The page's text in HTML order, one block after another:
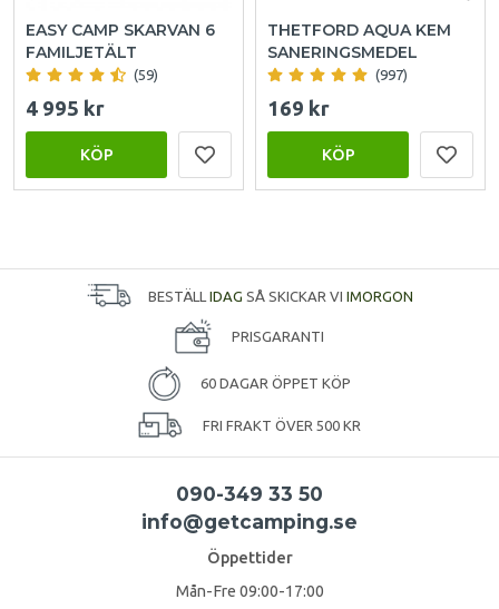
EASY CAMP SKARVAN 6
FAMILJETÄLT
(59)
4 995 kr
KÖP
THETFORD AQUA KEM
SANERINGSMEDEL
(997)
169 kr
KÖP
BESTÄLL IDAG SÅ SKICKAR VI IMORGON
PRISGARANTI
60 DAGAR ÖPPET KÖP
FRI FRAKT ÖVER 500 KR
090-349 33 50
info@getcamping.se
Öppettider
Mån-Fre 09:00-17:00